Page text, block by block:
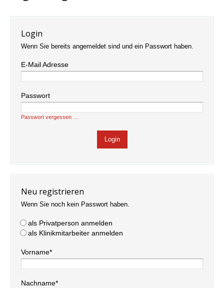
Login
Wenn Sie bereits angemeldet sind und ein Passwort haben.
E-Mail Adresse
Passwort
Passwort vergessen …
Neu registrieren
Wenn Sie noch kein Passwort haben.
als Privatperson anmelden
als Klinikmitarbeiter anmelden
Vorname*
Nachname*